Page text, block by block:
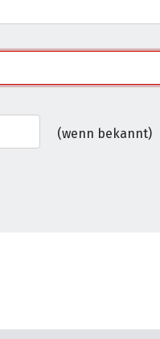
(wenn bekannt)
werden, wenn alle